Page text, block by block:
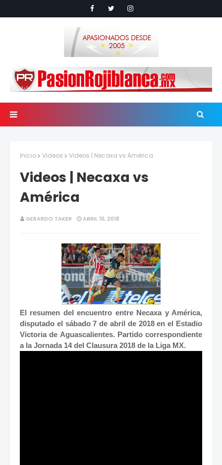
Inicio Videos Videos | Necaxa vs América
Videos | Necaxa vs
América
GERARDO TAKER ABRIL 10, 2018
El resumen del encuentro entre Necaxa y América,
disputado el sábado 7 de abril de 2018 en el Estadio
Victoria de Aguascalientes. Partido correspondiente
a la Jornada 14 del Clausura 2018 de la Liga MX.